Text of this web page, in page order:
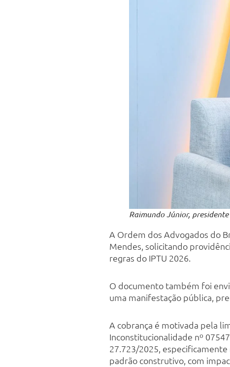
Raimundo Júnior,
A Ordem dos Advogados do
Mendes, solicitando
regras do IPTU 2026.
O documento também foi
uma manifestação pública,
A cobrança é motivada pela
Inconstitucionalidade nº
27.723/2025,
padrão construtivo, com